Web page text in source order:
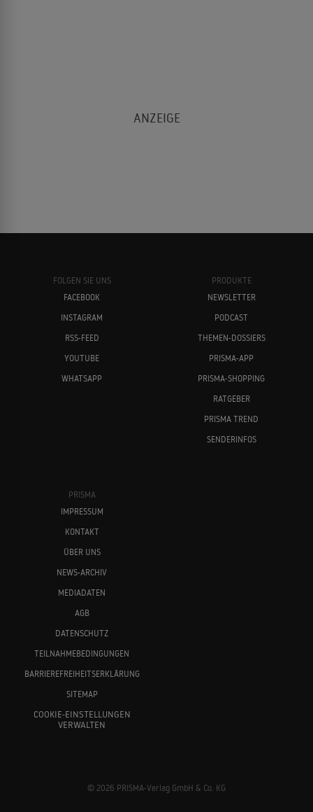
FOLGEN SIE UNS
FACEBOOK
INSTAGRAM
RSS-FEED
YOUTUBE
WHATSAPP
PRODUKTE
NEWSLETTER
PODCAST
THEMEN-DOSSIERS
PRISMA-APP
PRISMA-SHOPPING
RATGEBER
PRISMA TREND
SENDERINFOS
PRISMA
IMPRESSUM
KONTAKT
ÜBER UNS
NEWS-ARCHIV
MEDIADATEN
AGB
DATENSCHUTZ
TEILNAHMEBEDINGUNGEN
BARRIEREFREIHEITSERKLÄRUNG
SITEMAP
COOKIE-EINSTELLUNGEN
VERWALTEN
© 2026 PRISMA-Verlag GmbH & Co. KG